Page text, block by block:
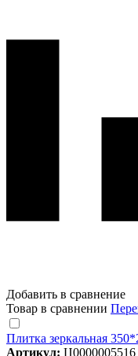
Добавить в сравнение
Товар в сравнении
Плитка зеркальная
Артикул: Ц0000005516